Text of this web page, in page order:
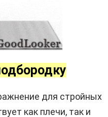
для стройных
как плечи, так и